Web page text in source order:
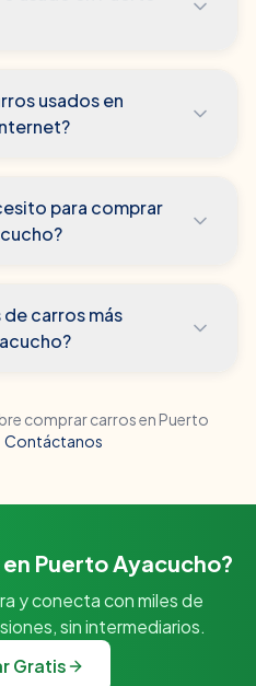
usados en
para comprar
de carros más
comprar carros en Puerto
Contáctanos
Puerto Ayacucho?
y conecta con miles de
sin intermediarios.
Gratis